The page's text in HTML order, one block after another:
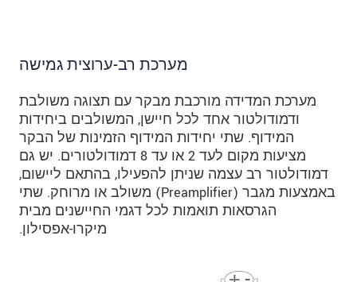
מערכת רב-ערוצית גמישה
מערכת המדידה מורכבת מבקר עם תצוגה משולבת
ודמודולטור אחד לכל חיישן, המשולבים ביחידות
המידוף. שתי יחידות המידוף הזמינות של הבקר
מציעות מקום לעד 2 או עד 8 דמודולטורים. יש גם
דמודולטור רב עצמה שניתן להפעילו, בהתאם ליישום,
באמצעות מגבר (Preamplifier) משולב או מרוחק. שתי
הגרסאות תואמות לכל דגמי החיישנים מבית
מיקרו-אפסילון.